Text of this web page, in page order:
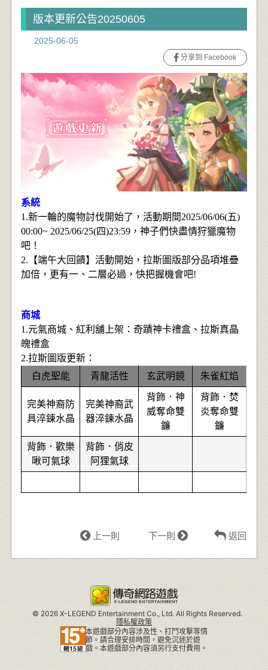
版本更新公告20250605
2025-06-05
分享到 Facebook
系統
1.新一輪的魔物討伐開始了，活動期間2025/06/06(五)
00:00~ 2025/06/25(四)23:59，神子們快盡情狩獵魔物
吧！
2.【端午大回饋】活動開始，拉斯圖版部分品項堆疊
加倍，更有一、二層必過 ，快把握機會吧!
商城
1.元氣商城、紅利舖上架：奇蹟神卡禮盒 、拉斯真晶
魄禮盒
2.拉斯圖版更新 ：
白虎聖能
青龍活性 玄武明鏡 朱雀紅焰
完美神裔防
具淬鍊水晶
完美神裔武
器淬鍊水晶
背飾．神
威奪命雙
鐮
背飾．焚
炎奪命雙
鐮
背飾．歡樂
啾可氣球
背飾．俏皮
阿狸氣球
上一則 下一則 返回
© 2026 X-LEGEND Entertainment Co., Ltd. All Rights Reserved.
隱私權政策
本遊戲部分內容涉及性、打鬥攻擊等情
節。請合理安排時間，避免沉迷於遊
戲。本遊戲部分內容須另行支付費用。